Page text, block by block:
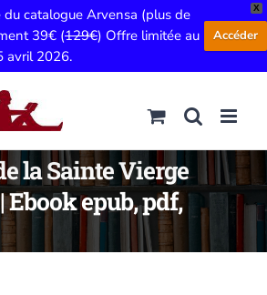
X
catalogue Arvensa (plus de
39€ (129€) Offre limitée au
avril 2026.
Accéder
la Sainte Vierge
Ebook epub, pdf,